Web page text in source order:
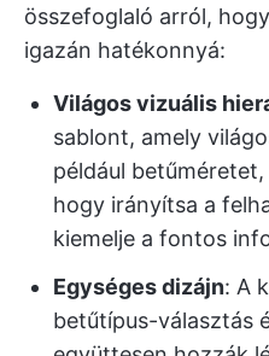
összefoglaló arról,
igazán hatékonnyá:
Világos vizuális
sablont, amely
például
hogy irányítsa a
kiemelje a fontos
Egységes dizájn: A
betűtípus-választás